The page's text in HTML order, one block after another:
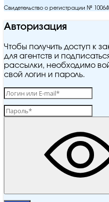
Свидетельство о регистрации №
Авторизация
Чтобы получить доступ к
для агентств и
рассылки, необходимо
свой логин и пароль.